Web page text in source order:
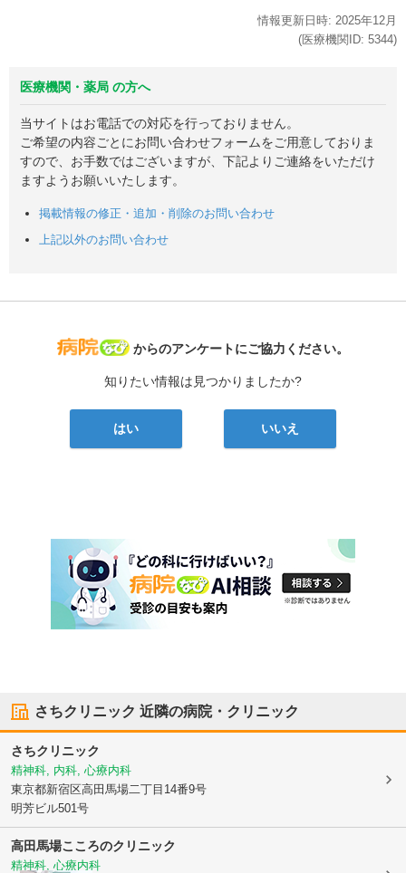
情報更新日時: 2025年12月
(医療機関ID: 5344)
医療機関・薬局 の方へ
当サイトはお電話での対応を行っておりません。
ご希望の内容ごとにお問い合わせフォームをご用意しておりま
すので、お手数ではございますが、下記よりご連絡をいただけ
ますようお願いいたします。
掲載情報の修正・追加・削除のお問い合わせ
上記以外のお問い合わせ
病院なび
からのアンケートにご協力ください。
知りたい情報は見つかりましたか?
はい いいえ
さちクリニック 近隣の病院・クリニック
さちクリニック
精神科, 内科, 心療内科
東京都新宿区高田馬場二丁目14番9号
明芳ビル501号
高田馬場こころのクリニック
精神科, 心療内科